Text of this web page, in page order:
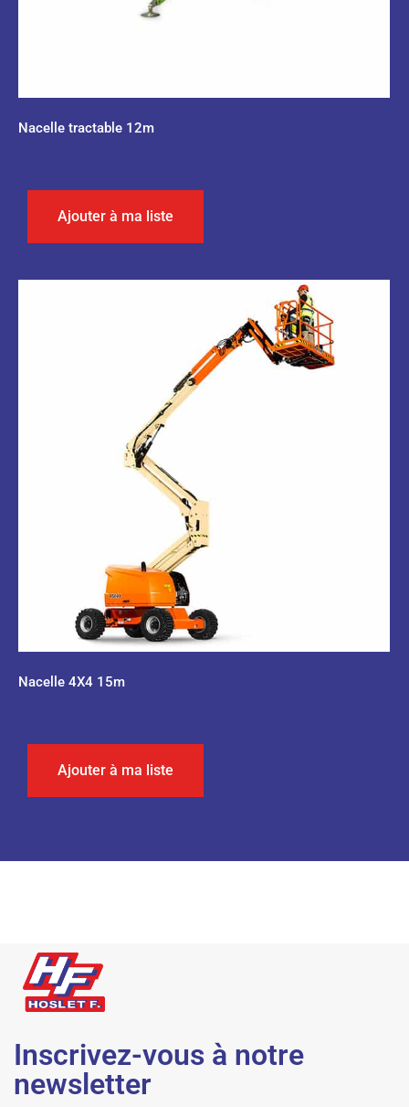
Nacelle tractable 12m
Ajouter à ma liste
Nacelle 4X4 15m
Ajouter à ma liste
Inscrivez-vous à notre
newsletter